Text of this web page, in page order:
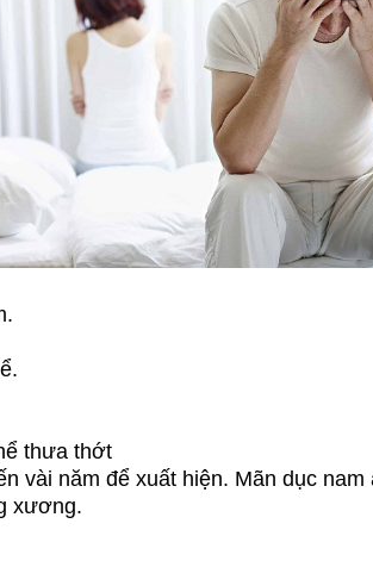
thưa thớt
vài năm để xuất hiện. Mãn dục
xương.